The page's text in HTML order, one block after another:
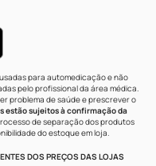
para automedicação e não
pelo profissional da área médica.
problema de saúde e prescrever o
estão sujeitos à confirmação da
de separação dos produtos
do estoque em loja.
DOS PREÇOS DAS LOJAS